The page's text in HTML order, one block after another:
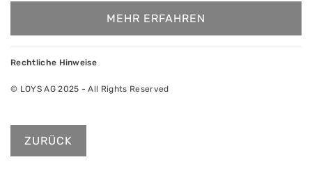
MEHR ERFAHREN
Rechtliche Hinweise
© LOYS AG 2025 - All Rights Reserved
ZURÜCK